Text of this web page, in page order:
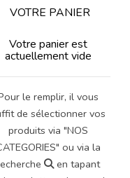
VOTRE PANIER
Votre panier est
actuellement vide
le remplir, il vous
de sélectionner vos
produits via "NOS
ou via la
en tapant